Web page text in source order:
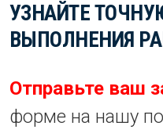
УЗНАЙТЕ
ВЫПОЛНЕНИЯ
Отправьте ваш
форме на нашу